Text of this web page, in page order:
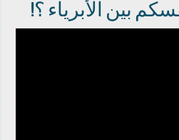
بين الأبرياء ؟!